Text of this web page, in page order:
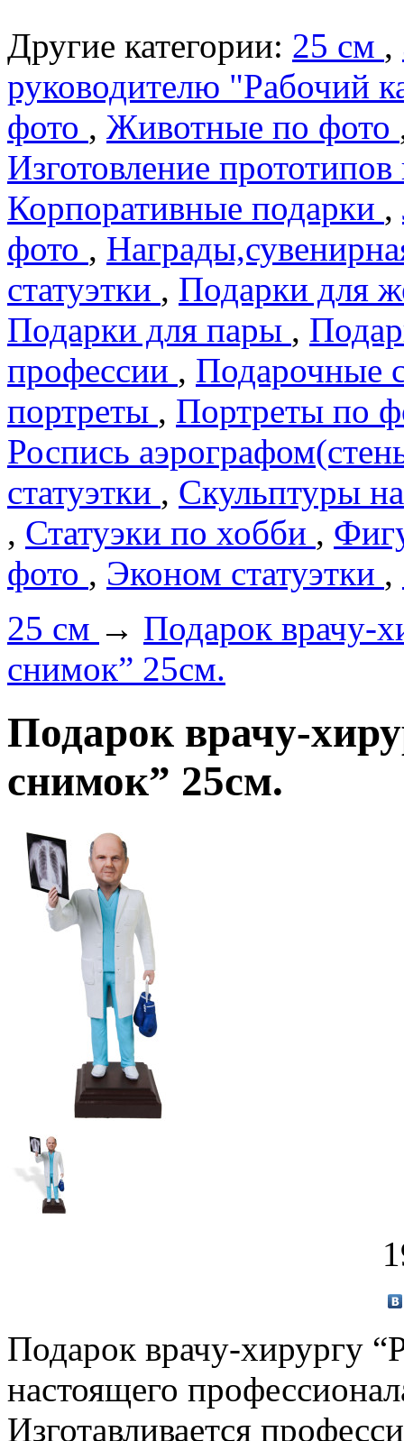
Другие категории: 25 см ,
руководителю "Рабочий
фото , Животные по фото
Изготовление
Корпоративные подарки ,
фото ,
статуэтки , Подарки для
Подарки для пары ,
профеcсии , Подарочные
портреты , Портреты по
Роспись
статуэтки , Скульптуры
, Статуэки по хобби ,
фото , Эконом статуэтки ,
25 см → Подарок врачу-
снимок” 25см.
Подарок врачу-
снимок” 25см.
Подарок врачу-хирургу
настоящего
Изготавливается